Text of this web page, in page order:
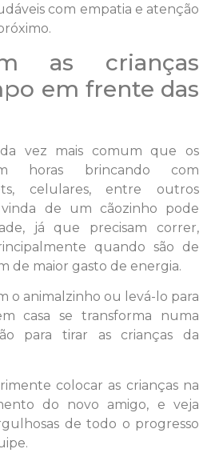
com empatia e atenção
as crianças
em frente das
vez mais comum que os
horas brincando com
celulares, entre outros
vinda de um cãozinho pode
já que precisam correr,
quando são de
de maior gasto de energia.
o animalzinho ou levá-lo para
casa se transforma numa
para tirar as crianças da
colocar as crianças na
do novo amigo, e veja
de todo o progresso